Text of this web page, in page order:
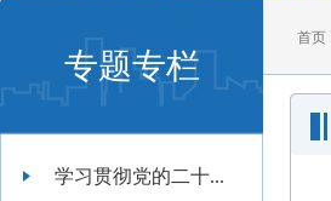
专题专栏
学习贯彻党的二十...
首页